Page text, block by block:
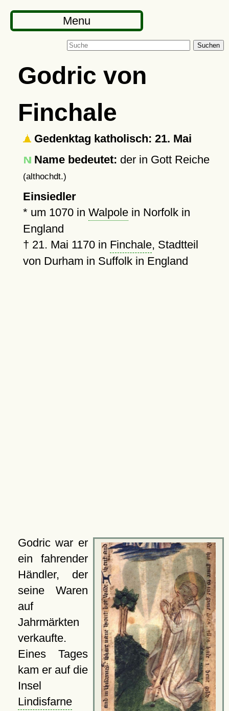
Menu
Suchen
Godric von
Finchale
Gedenktag katholisch: 21. Mai
Name bedeutet: der in Gott Reiche
(althochdt.)
Einsiedler
* um 1070in Walpolein Norfolk in
England
† 21. Mai 1170in Finchale, Stadtteil
von Durham in Suffolk in England
Godric war er
ein fahrender
Händler, der
seine Waren
auf
Jahrmärkten
verkaufte.
Eines Tages
kam er auf die
Insel
Lindisfarne